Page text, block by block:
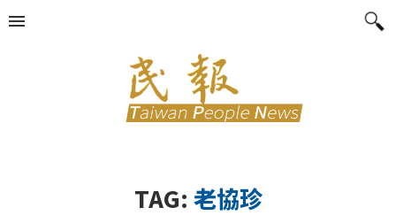
TAG: 老協珍